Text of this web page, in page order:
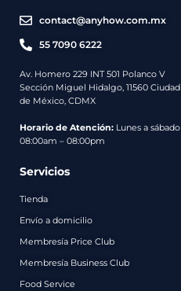
contact@anyhow.com.mx
55 7090 6222
Av. Homero 229 INT 501 Polanco V
Sección Miguel Hidalgo, 11560 Ciudad
de México, CDMX
Horario de Atención: Lunes a sábado
08:00am – 08:00pm
Servicios
Tienda
Envío a domicilio
Membresía Price Club
Membresía Business Club
Food Service
Envíos
Métodos
de
Contacto